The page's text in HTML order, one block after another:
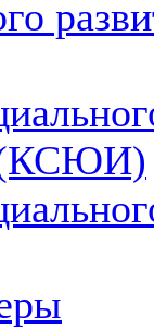
(КСЮИ)